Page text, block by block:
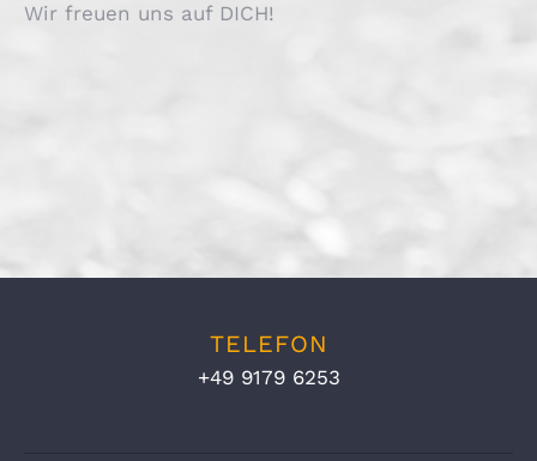
Wir freuen uns auf DICH!
TELEFON
+49 9179 6253